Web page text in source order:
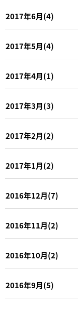
2017年6月(4)
2017年5月(4)
2017年4月(1)
2017年3月(3)
2017年2月(2)
2017年1月(2)
2016年12月(7)
2016年11月(2)
2016年10月(2)
2016年9月(5)